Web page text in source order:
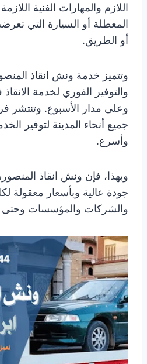
اللازم والمهارات الفنية
المعطلة أو السيارة التي
أو الطريق.
وتتميز خدمة ونش انقاذ
والتوفير الفوري لخدمة
وعلى مدار الأسبوع. وتنتشر
جميع أنحاء المدينة لتوفير
وأسرع.
وبهذا، فإن ونش انقاذ
جودة عالية وبأسعار معقولة
والشركات والمؤسسات وحتى